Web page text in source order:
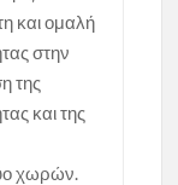
και ομαλή
στην
της
και της
χωρών.